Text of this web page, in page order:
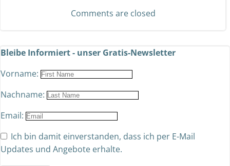
Comments are closed
Bleibe Informiert - unser Gratis-Newsletter
Vorname:
Nachname:
Email:
Ich bin damit einverstanden, dass ich per E-Mail
Updates und Angebote erhalte.